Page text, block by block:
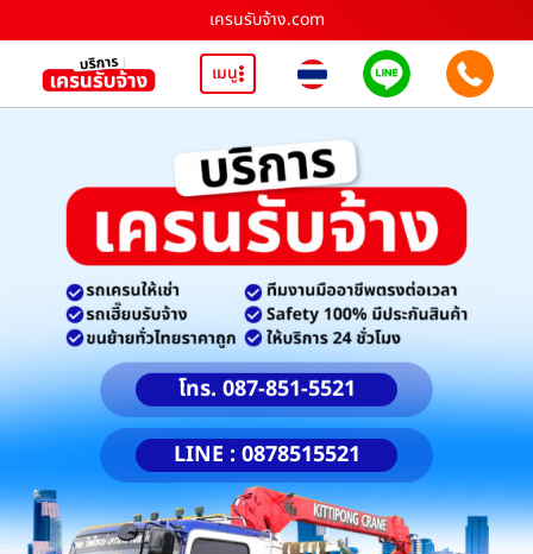
เครนรับจ้าง.com
เมนู
โทร. 087-851-5521
LINE : 0878515521